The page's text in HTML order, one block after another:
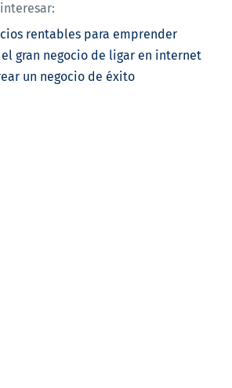
rentables para emprender
gran negocio de ligar en internet
un negocio de éxito